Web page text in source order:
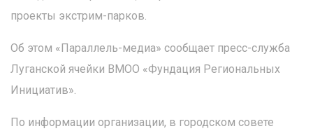
проекты экстрим-парков.
Об этом «Параллель-медиа» сообщает пресс-служба
Луганской ячейки ВМОО «Фундация Региональных
Инициатив».
По информации организации, в городском совете